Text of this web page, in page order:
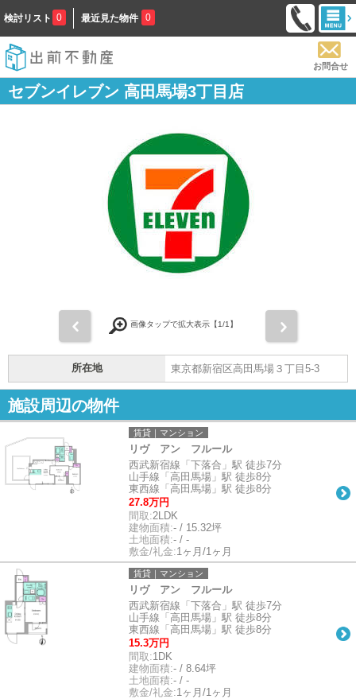
検討リスト 0 最近見た物件 0
お問合せ
セブンイレブン 高田馬場3丁目店
画像タップで拡大表示【1/1】
所在地 東京都新宿区高田馬場３丁目5-3
施設周辺の物件
賃貸｜マンション
リヴ アン フルール
西武新宿線「下落合」駅 徒歩7分
山手線「高田馬場」駅 徒歩8分
東西線「高田馬場」駅 徒歩8分
27.8万円
間取:2LDK
建物面積:- / 15.32坪
土地面積:- / -
敷金/礼金:1ヶ月/1ヶ月
賃貸｜マンション
リヴ アン フルール
西武新宿線「下落合」駅 徒歩7分
山手線「高田馬場」駅 徒歩8分
東西線「高田馬場」駅 徒歩8分
15.3万円
間取:1DK
建物面積:- / 8.64坪
土地面積:- / -
敷金/礼金:1ヶ月/1ヶ月